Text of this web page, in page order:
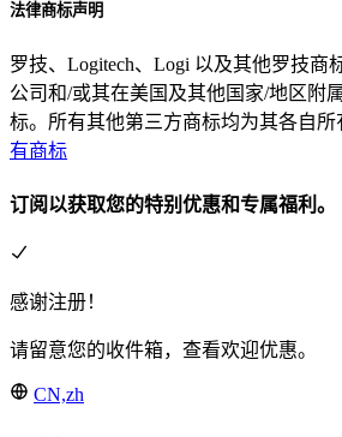
法律商标声明
罗技、Logitech、Logi 以及其他罗技商
公司和/或其在美国及其他国家/地区附
标。所有其他第三方商标均为其各自所
有商标
订阅以获取您的特别优惠和专属福利。
感谢注册！
请留意您的收件箱，查看欢迎优惠。
CN,zh